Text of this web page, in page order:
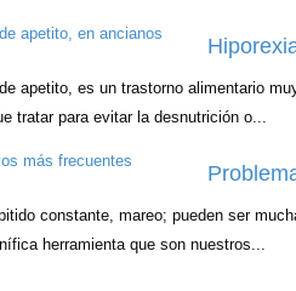
apetito, es un trastorno alimentario
tratar para evitar la desnutrición o...
constante, mareo; pueden ser
herramienta que son nuestros...